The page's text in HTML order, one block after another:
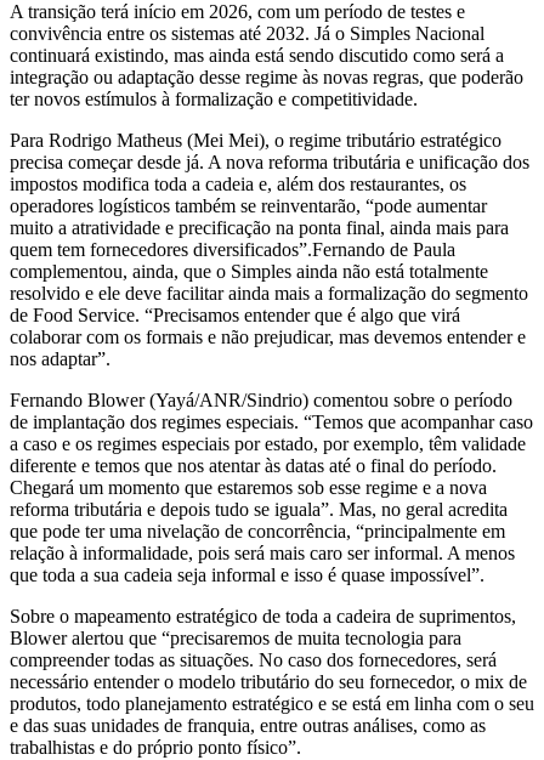
A transição terá início em 2026, com um período de testes e
convivência entre os sistemas até 2032. Já o Simples Nacional
continuará existindo, mas ainda está sendo discutido como será a
integração ou adaptação desse regime às novas regras, que poderão
ter novos estímulos à formalização e competitividade.
Para Rodrigo Matheus (Mei Mei), o regime tributário estratégico
precisa começar desde já. A nova reforma tributária e unificação dos
impostos modifica toda a cadeia e, além dos restaurantes, os
operadores logísticos também se reinventarão, “pode aumentar
muito a atratividade e precificação na ponta final, ainda mais para
quem tem fornecedores diversificados”.Fernando de Paula
complementou, ainda, que o Simples ainda não está totalmente
resolvido e ele deve facilitar ainda mais a formalização do segmento
de Food Service. “Precisamos entender que é algo que virá
colaborar com os formais e não prejudicar, mas devemos entender e
nos adaptar”.
Fernando Blower (Yayá/ANR/Sindrio) comentou sobre o período
de implantação dos regimes especiais. “Temos que acompanhar caso
a caso e os regimes especiais por estado, por exemplo, têm validade
diferente e temos que nos atentar às datas até o final do período.
Chegará um momento que estaremos sob esse regime e a nova
reforma tributária e depois tudo se iguala”. Mas, no geral acredita
que pode ter uma nivelação de concorrência, “principalmente em
relação à informalidade, pois será mais caro ser informal. A menos
que toda a sua cadeia seja informal e isso é quase impossível”.
Sobre o mapeamento estratégico de toda a cadeira de suprimentos,
Blower alertou que “precisaremos de muita tecnologia para
compreender todas as situações. No caso dos fornecedores, será
necessário entender o modelo tributário do seu fornecedor, o mix de
produtos, todo planejamento estratégico e se está em linha com o seu
e das suas unidades de franquia, entre outras análises, como as
trabalhistas e do próprio ponto físico”.